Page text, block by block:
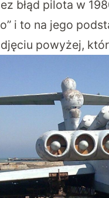
błąd pilota w
i to na jego
powyżej,